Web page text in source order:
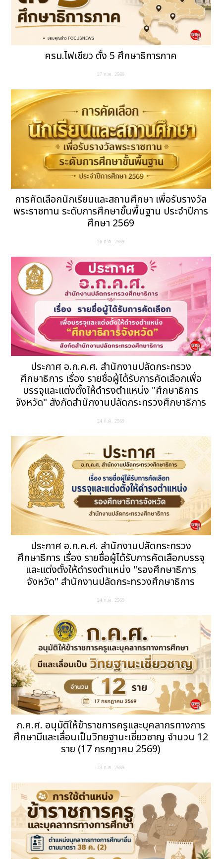
ครม.ไฟเขียว ตั้ง 5 ศึกษาธิการภาค
27 ก.ค. 2569
การคัดเลือกนักเรียนและสถานศึกษา เพื่อรับรางวัล
พระราชทาน ระดับการศึกษาขั้นพื้นฐาน ประจำปีการ
ศึกษา 2569
26 ก.ค. 2569
ประกาศ อ.ก.ค.ศ. สำนักงานปลัดกระทรวง
ศึกษาธิการ เรื่อง รายชื่อผู้ได้รับการคัดเลือกเพื่อ
บรรจุและแต่งตั้งให้ดำรงตำแหน่ง "ศึกษาธิการ
จังหวัด" สังกัดสำนักงานปลัดกระทรวงศึกษาธิการ
24 ก.ค. 2569
ประกาศ อ.ก.ค.ศ. สำนักงานปลัดกระทรวง
ศึกษาธิการ เรื่อง รายชื่อผู้ได้รับการคัดเลือกบรรจุ
และแต่งตั้งให้ดำรงตำแหน่ง "รองศึกษาธิการ
จังหวัด" สำนักงานปลัดกระทรวงศึกษาธิการ
24 ก.ค. 2569
ก.ค.ศ. อนุมัติให้ข้าราชการครูและบุคลากรทางการ
ศึกษามีและเลื่อนเป็นวิทยฐานะเชี่ยวชาญ จำนวน 12
ราย (17 กรกฎาคม 2569)
23 ก.ค. 2569